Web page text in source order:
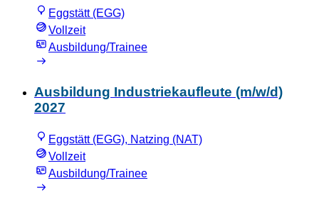
Eggstätt (EGG)
Vollzeit
Ausbildung/Trainee
Ausbildung Industriekaufleute (m/w/d)
2027
Eggstätt (EGG), Natzing (NAT)
Vollzeit
Ausbildung/Trainee